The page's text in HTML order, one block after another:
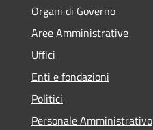
Organi di Governo
Aree Amministrative
Uffici
Enti e fondazioni
Politici
Personale Amministrativo